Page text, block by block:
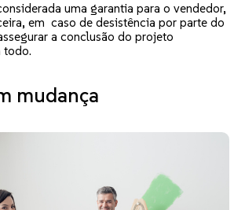
uma garantia para o vendedor,
em caso de desistência por parte do
a conclusão do projeto
todo.
mudança